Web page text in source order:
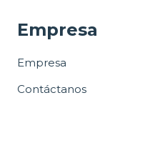
Empresa
Empresa
Contáctanos